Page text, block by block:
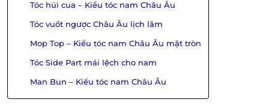
Tóc húi cua – Kiểu tóc nam Châu Âu
Tóc vuốt ngược Châu Âu lịch lãm
Mop Top – Kiểu tóc nam Châu Âu mặt tròn
Tóc Side Part mái lệch cho nam
Man Bun – Kiểu tóc nam Châu Âu